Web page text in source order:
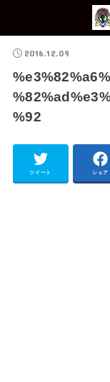
2016.12.09
%92
ツイート シェア